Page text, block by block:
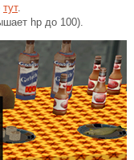
тут.
hp до 100).